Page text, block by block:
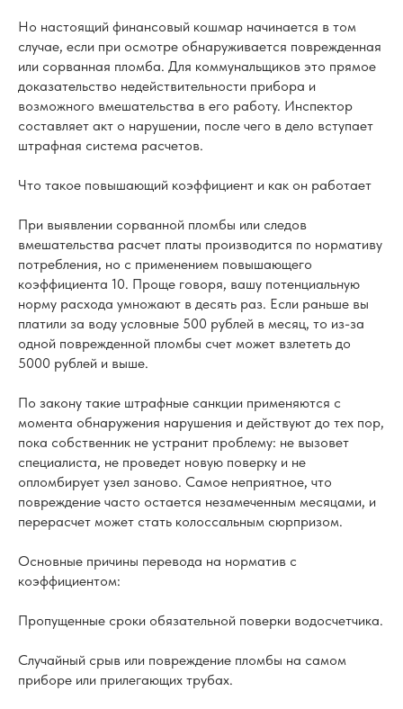
Но настоящий финансовый кошмар начинается в том
случае, если при осмотре обнаруживается поврежденная
или сорванная пломба. Для коммунальщиков это прямое
доказательство недействительности прибора и
возможного вмешательства в его работу. Инспектор
составляет акт о нарушении, после чего в дело вступает
штрафная система расчетов.
Что такое повышающий коэффициент и как он работает
При выявлении сорванной пломбы или следов
вмешательства расчет платы производится по нормативу
потребления, но с применением повышающего
коэффициента 10. Проще говоря, вашу потенциальную
норму расхода умножают в десять раз. Если раньше вы
платили за воду условные 500 рублей в месяц, то из-за
одной поврежденной пломбы счет может взлететь до
5000 рублей и выше.
По закону такие штрафные санкции применяются с
момента обнаружения нарушения и действуют до тех пор,
пока собственник не устранит проблему: не вызовет
специалиста, не проведет новую поверку и не
опломбирует узел заново. Самое неприятное, что
повреждение часто остается незамеченным месяцами, и
перерасчет может стать колоссальным сюрпризом.
Основные причины перевода на норматив с
коэффициентом:
Пропущенные сроки обязательной поверки водосчетчика.
Случайный срыв или повреждение пломбы на самом
приборе или прилегающих трубах.